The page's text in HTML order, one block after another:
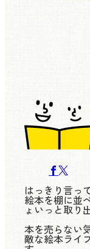
はっきり言っ
絵本を棚に並
ょいっと取り
本を売らない
敵な絵本ライ